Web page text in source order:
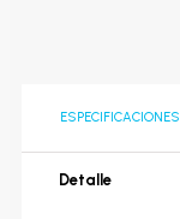
ESPECIFICACIONES
Detalle